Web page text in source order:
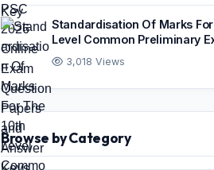
Standardisation Of Marks
Level Common Preliminary
3,018 Views
Browse by Category